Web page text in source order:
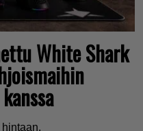
White Shark